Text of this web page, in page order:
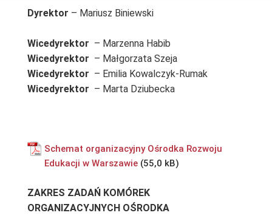
Dyrektor – Mariusz Biniewski
Wicedyrektor – Marzenna Habib
Wicedyrektor – Małgorzata Szeja
Wicedyrektor – Emilia Kowalczyk-Rumak
Wicedyrektor – Marta Dziubecka
Schemat organizacyjny Ośrodka Rozwoju
Edukacji w Warszawie
ZAKRES ZADAŃ KOMÓREK
ORGANIZACYJNYCH OŚRODKA